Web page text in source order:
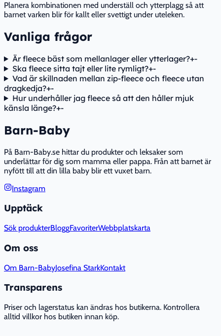
Planera kombinationen med underställ och ytterplagg så att
barnet varken blir för kallt eller svettigt under uteleken.
Vanliga frågor
Är fleece bäst som mellanlager eller ytterlager?+-
Ska fleece sitta tajt eller lite rymligt?+-
Vad är skillnaden mellan zip-fleece och fleece utan
dragkedja?+-
Hur underhåller jag fleece så att den håller mjuk
känsla länge?+-
Barn-Baby
På Barn-Baby.se hittar du produkter och leksaker som
underlättar för dig som mamma eller pappa. Från att barnet är
nyfött till att din lilla baby blir ett vuxet barn.
Instagram
Upptäck
Sök produkterBloggFavoriterWebbplatskarta
Om oss
Om Barn-BabyJosefina StarkKontakt
Transparens
Priser och lagerstatus kan ändras hos butikerna. Kontrollera
alltid villkor hos butiken innan köp.